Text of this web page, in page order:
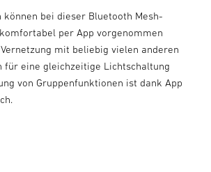
können bei dieser Bluetooth Mesh-
per App vorgenommen
mit beliebig vielen anderen
für eine gleichzeitige Lichtschaltung
von Gruppenfunktionen ist dank App